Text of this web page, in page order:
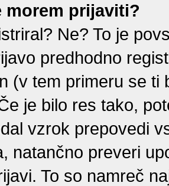
morem prijaviti?
Ne? To je
predhodno
(v tem primeru se ti
je bilo res tako,
vzrok prepovedi
natančno preveri
To so namreč